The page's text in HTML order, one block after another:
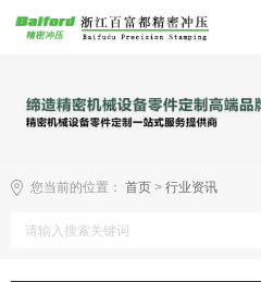
您当前的位置： 首页 > 行业资讯